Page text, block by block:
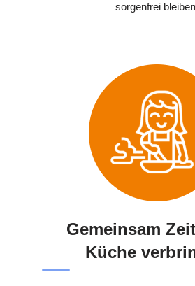
sorgenfrei
Gemeinsam
Küche